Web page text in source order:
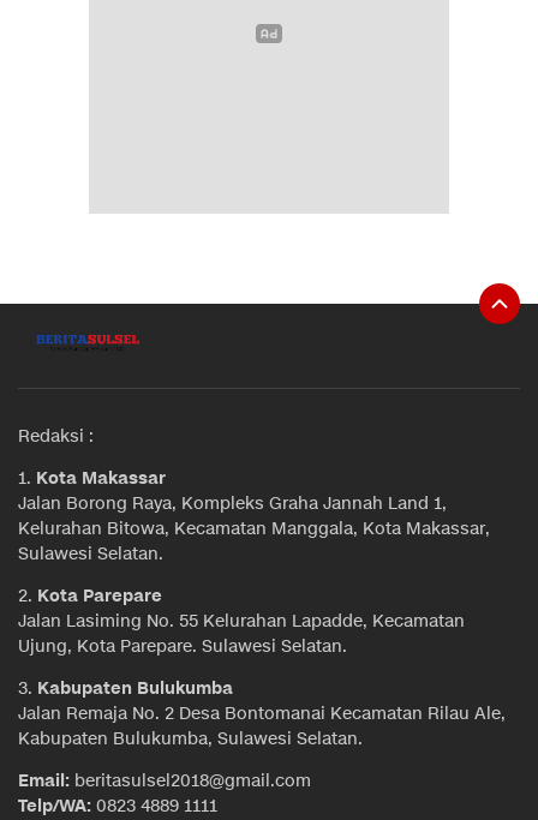
Redaksi :
1. Kota Makassar
Jalan Borong Raya, Kompleks Graha Jannah Land 1,
Kelurahan Bitowa, Kecamatan Manggala, Kota Makassar,
Sulawesi Selatan.
2. Kota Parepare
Jalan Lasiming No. 55 Kelurahan Lapadde, Kecamatan
Ujung, Kota Parepare. Sulawesi Selatan.
3. Kabupaten Bulukumba
Jalan Remaja No. 2 Desa Bontomanai Kecamatan Rilau Ale,
Kabupaten Bulukumba, Sulawesi Selatan.
Email: beritasulsel2018@gmail.com
Telp/WA: 0823 4889 1111